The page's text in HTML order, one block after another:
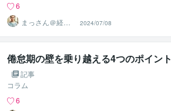
6
まっさん＠経験
豊富な笑顔のサ
ポーター
2024/07/08
倦怠期の壁を乗り越える4つのポイント
記事
コラム
6